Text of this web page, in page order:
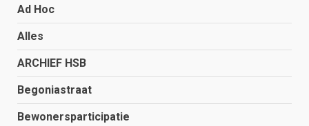
Ad Hoc
Alles
ARCHIEF HSB
Begoniastraat
Bewonersparticipatie